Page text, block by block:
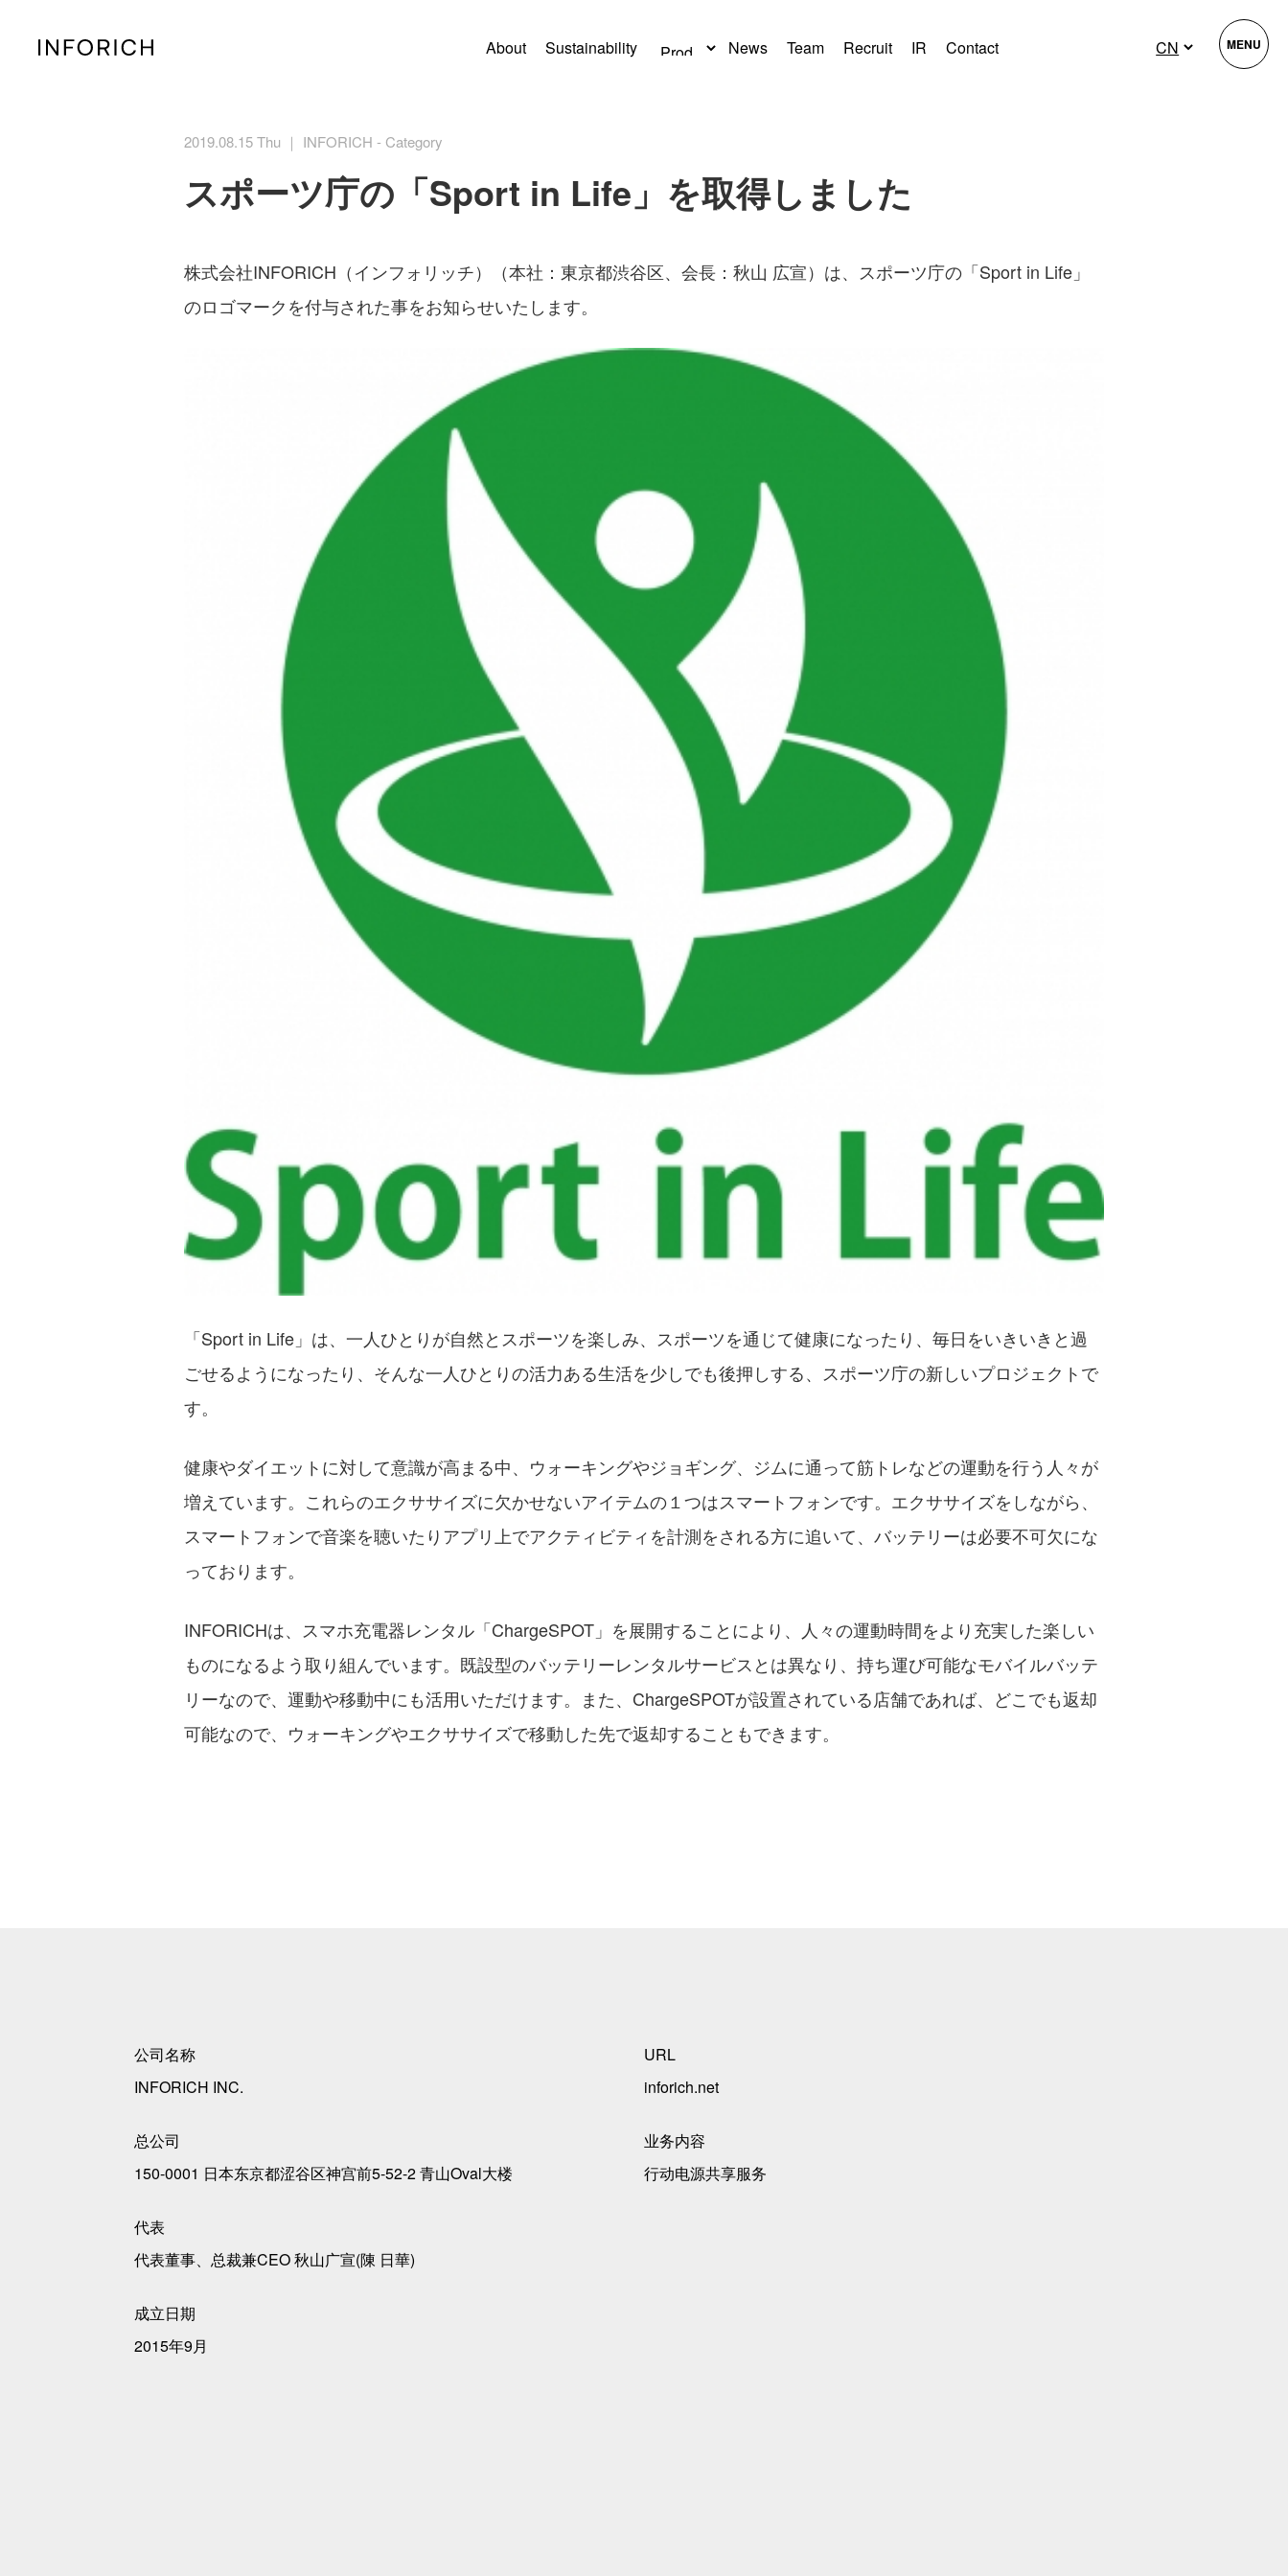
About Sustainability News Team Recruit IR Contact
2019.08.15 Thu ｜ INFORICH - Category
スポーツ庁の「Sport in Life」を取得しました
株式会社INFORICH（インフォリッチ）（本社：東京都渋谷区、会長：秋山 広宣）は、スポーツ庁の「Sport in Life」
のロゴマークを付与された事をお知らせいたします。
「Sport in Life」は、一人ひとりが自然とスポーツを楽しみ、スポーツを通じて健康になったり、毎日をいきいきと過
ごせるようになったり、そんな一人ひとりの活力ある生活を少しでも後押しする、スポーツ庁の新しいプロジェクトで
す。
健康やダイエットに対して意識が高まる中、ウォーキングやジョギング、ジムに通って筋トレなどの運動を行う人々が
増えています。これらのエクササイズに欠かせないアイテムの１つはスマートフォンです。エクササイズをしながら、
スマートフォンで音楽を聴いたりアプリ上でアクティビティを計測をされる方に追いて、バッテリーは必要不可欠にな
っております。
INFORICHは、スマホ充電器レンタル「ChargeSPOT」を展開することにより、人々の運動時間をより充実した楽しい
ものになるよう取り組んでいます。既設型のバッテリーレンタルサービスとは異なり、持ち運び可能なモバイルバッテ
リーなので、運動や移動中にも活用いただけます。また、ChargeSPOTが設置されている店舗であれば、どこでも返却
可能なので、ウォーキングやエクササイズで移動した先で返却することもできます。
公司名称
INFORICH INC.
总公司
150-0001 日本东京都涩谷区神宫前5-52-2 青山Oval大楼
代表
代表董事、总裁兼CEO 秋山广宣(陳 日華)
成立日期
2015年9月
URL
inforich.net
业务内容
行动电源共享服务
MENU